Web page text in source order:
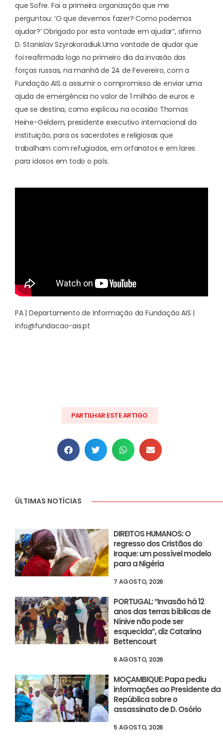
que Sofre. Foi a primeira organização que me
perguntou: ‘O que devemos fazer? Como podemos
ajudar?’ Obrigado por esta vontade em ajudar”, afirma
D. Stanislav Szyrokoradiuk.Uma vontade de ajudar que
foi reafirmada logo no primeiro dia da invasão das
forças russas, na manhã de 24 de Fevereiro, coma
Fundação AIS a assumir o compromisso de enviar uma
ajuda de emergência no valor de 1 milhão de euros e
que se destina, como explicou na ocasião Thomas
Heine-Geldern, presidente executivo internacional da
instituição, para os sacerdotes e religiosas que
trabalham com refugiados, em orfanatos e em lares
para idosos em todo o país.
PA | Departamento de Informação da Fundação AIS |
info@fundacao-ais.pt
PARTILHAR ESTE ARTIGO
ÚLTIMAS NOTÍCIAS
DIREITOS HUMANOS: O
regresso dos Cristãos do
Iraque: um possível modelo
para a Nigéria
7 AGOSTO, 2026
PORTUGAL: “Invasão há 12
anos das terras bíblicas de
Nínive não pode ser
esquecida”, diz Catarina
Bettencourt
6 AGOSTO, 2026
MOÇAMBIQUE: Papa pediu
informações ao Presidente da
República sobre o
assassinato de D. Osório
5 AGOSTO, 2026